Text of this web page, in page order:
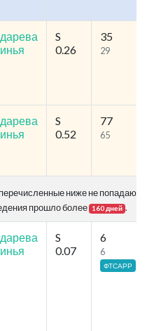
S
0.26
35
29
S
0.52
77
65
ниже не попадают в
прошло более 160 дней .
S
0.07
6
6
ФТСАРР